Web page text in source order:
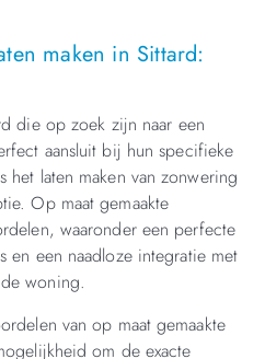
maken in Sittard:
die op zoek zijn naar een
aansluit bij hun specifieke
laten maken van zonwering
Op maat gemaakte
waaronder een perfecte
en een naadloze integratie met
woning.
van op maat gemaakte
om de exacte